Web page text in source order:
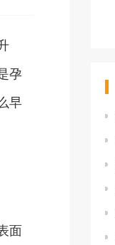
孕
早
面